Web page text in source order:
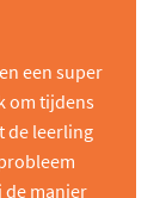
een super
om tijdens
de leerling
de manier